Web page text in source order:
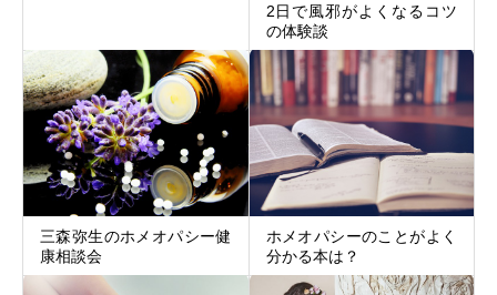
2日で風邪がよくなるコツ
の体験談
三森弥生のホメオパシー健
康相談会
ホメオパシーのことがよく
分かる本は？